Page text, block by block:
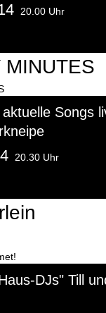
20.00 Uhr
MINUTES
Songs
20.30 Uhr
DJs" Till